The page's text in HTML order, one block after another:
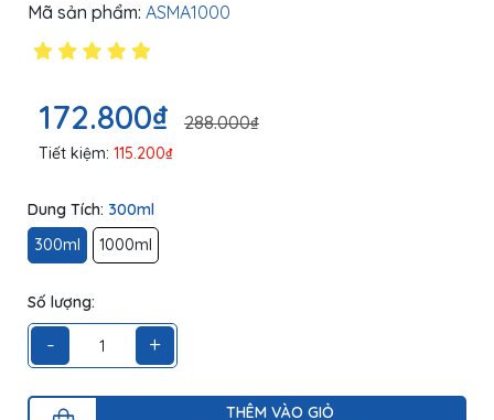
Mã sản phẩm: ASMA1000
172.800₫ 288.000₫
Tiết kiệm: 115.200₫
Dung Tích: 300ml
300ml
1000ml
Số lượng:
- +
THÊM VÀO GIỎ